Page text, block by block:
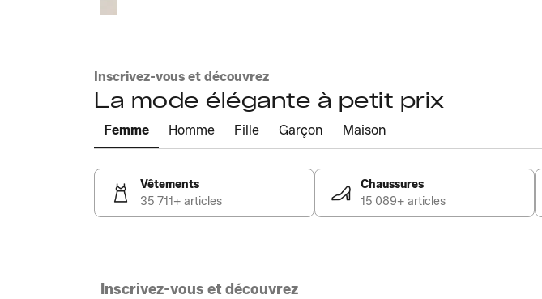
Inscrivez-vous et découvrez
La mode élégante à petit prix
Femme Homme Fille Garçon Maison
Vêtements
35 711+ articles
Chaussures
15 089+ articles
Inscrivez-vous et découvrez